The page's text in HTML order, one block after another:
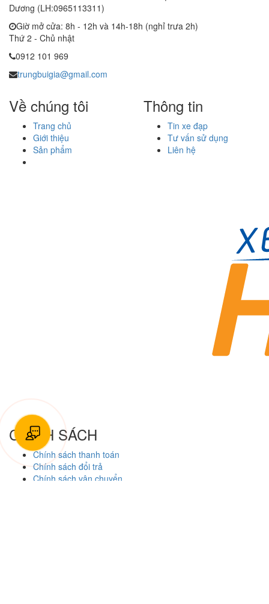
Dương (LH:0965113311)
Giờ mở cửa: 8h - 12h và 14h-18h (nghỉ trưa 2h)
Thứ 2 - Chủ nhật
0912 101 969
trungbuigia@gmail.com
Về chúng tôi
Trang chủ
Giới thiệu
Sản phẩm
Thông tin
Tin xe đạp
Tư vấn sử dụng
Liên hệ
CHÍNH SÁCH
Chính sách thanh toán
Chính sách đổi trả
Chính sách vận chuyển